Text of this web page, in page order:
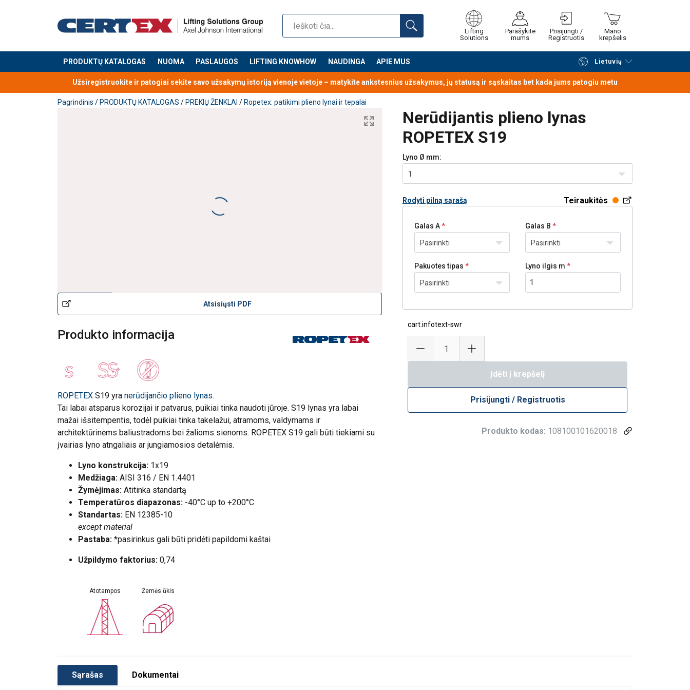
Lifting
Solutions
Parašykite
mums
Prisijungti /
Registruotis
Mano
krepšelis
PRODUKTŲ KATALOGAS NUOMA PASLAUGOS LIFTING KNOWHOW NAUDINGA APIE MUS Lietuvių
Produktas buvo pridėtas prie jūsų užklausos Tęsti naršymą Tęsti pirkimą
Užsiregistruokite ir patogiai sekite savo užsakymų istoriją vienoje vietoje – matykite ankstesnius užsakymus, jų statusą ir sąskaitas bet kada jums patogiu metu
Pagrindinis / PRODUKTŲ KATALOGAS / PREKIŲ ŽENKLAI / Ropetex: patikimi plieno lynai ir tepalai
Nerūdijantis plieno lynas
ROPETEX S19
Atsisiųsti PDF
Produkto informacija
ROPETEX S19 yra nerūdijančio plieno lynas.
Tai labai atsparus korozijai ir patvarus, puikiai tinka naudoti jūroje. S19 lynas yra labai
mažai išsitempentis, todėl puikiai tinka takelažui, atramoms, valdymams ir
architektūrinėms baliustradoms bei žalioms sienoms. ROPETEX S19 gali būti tiekiami su
įvairias lyno atngaliais ar jungiamosios detalėmis.
Lyno konstrukcija: 1x19
Medžiaga: AISI 316 / EN 1.4401
Žymėjimas: Atitinka standartą
Temperatūros diapazonas: -40°C up to +200°C
Standartas: EN 12385-10
except material
Pastaba: *pasirinkus gali būti pridėti papildomi kaštai
Užpildymo faktorius: 0,74
Lyno Ø mm:
1
Rodyti pilną sąrašą Teiraukitės
Galas A
Pasirinkti
Galas B
Pasirinkti
Pakuotes tipas
Pasirinkti
Lyno ilgis m
cart.infotext-swr
Įdėti į krepšelį
Prisijungti / Registruotis
Produkto kodas: 108100101620018
Atotampos Žemės ūkis
Sąrašas Dokumentai
Vartotojo vadovas
User Manual ROPETEX Steel Wire Rope (LT).pdf